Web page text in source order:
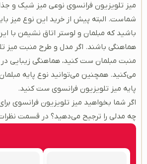
میز تلویزیون فرانسوی نوعی میز شیک و
شماست. البته پیش از خرید این نوع میز
باشید که مبلمان و لوستر اتاق نشیمن با
هماهنگی باشند. اگر مدل و طرح منبت میز
منبت مبلمان ست کنید، هماهنگی زیبایی در
می‌کنید. همچنین می‌توانید نوع پایه
پایه میز تلویزیون فرانسوی ست کنید.
اگر شما بخواهید میز تلویزیون فرانسوی
چه مدلی را ترجیح می‌دهید؟ در قسمت نظرات